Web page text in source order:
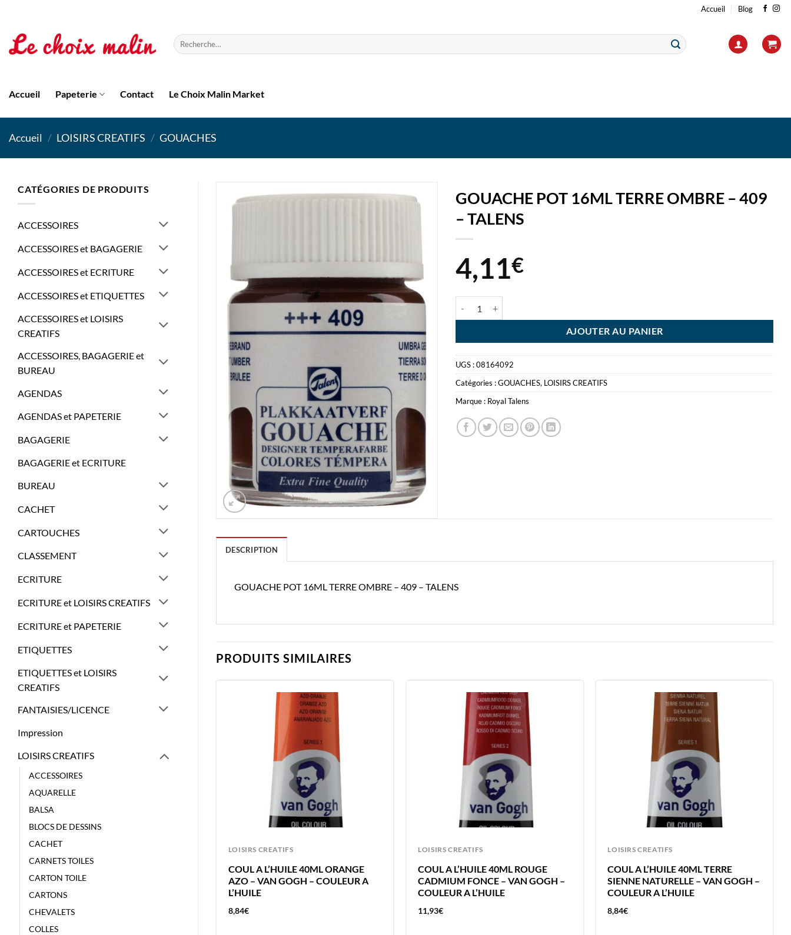
contenu
Accueil Blog
Recherche
pour :
Accueil Papeterie Contact Le Choix Malin Market
Accueil / LOISIRS CREATIFS / GOUACHES
CATÉGORIES DE PRODUITS
ACCESSOIRES
ACCESSOIRES et BAGAGERIE
ACCESSOIRES et ECRITURE
ACCESSOIRES et ETIQUETTES
ACCESSOIRES et LOISIRS
CREATIFS
ACCESSOIRES, BAGAGERIE et
BUREAU
AGENDAS
AGENDAS et PAPETERIE
BAGAGERIE
BAGAGERIE et ECRITURE
BUREAU
CACHET
CARTOUCHES
CLASSEMENT
ECRITURE
ECRITURE et LOISIRS CREATIFS
ECRITURE et PAPETERIE
ETIQUETTES
ETIQUETTES et LOISIRS
CREATIFS
FANTAISIES/LICENCE
Impression
LOISIRS CREATIFS
ACCESSOIRES
AQUARELLE
BALSA
BLOCS DE DESSINS
CACHET
CARNETS TOILES
CARTON TOILE
CARTONS
CHEVALETS
COLLES
GOUACHE POT 16ML TERRE OMBRE – 409
– TALENS
4,11€
AJOUTER AU PANIER
UGS :08164092
Catégories :GOUACHES, LOISIRS CREATIFS
Marque : Royal Talens
DESCRIPTION
GOUACHE POT 16ML TERRE OMBRE – 409 – TALENS
PRODUITS SIMILAIRES
LOISIRS CREATIFS
COUL A L’HUILE 40ML ORANGE
AZO – VAN GOGH – COULEUR A
L’HUILE
8,84€
LOISIRS CREATIFS
COUL A L’HUILE 40ML ROUGE
CADMIUM FONCE – VAN GOGH –
COULEUR A L’HUILE
11,93€
LOISIRS CREATIFS
COUL A L’HUILE 40ML TERRE
SIENNE NATURELLE – VAN GOGH –
COULEUR A L’HUILE
8,84€
LOISIRS CREATIFS
CADIUM CLAIR – VAN GOGH –
COULEUR A L’HUILE
11,93 €